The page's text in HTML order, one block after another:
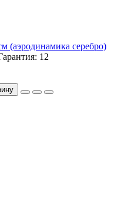
(аэродинамика серебро)
12